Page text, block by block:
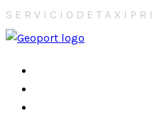
S E R V I C I O D E T A X I P R I